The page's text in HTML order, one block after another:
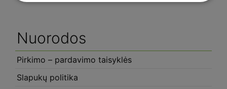
Nuorodos
Pirkimo – pardavimo taisyklės
Slapukų politika